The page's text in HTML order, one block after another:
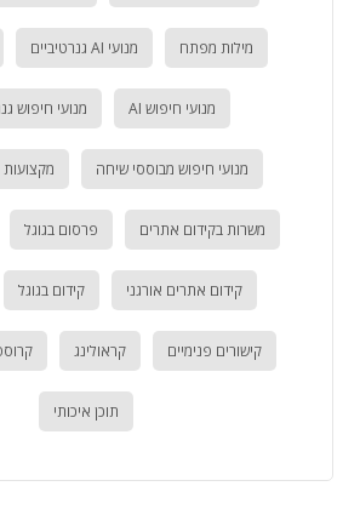
מילות מפתח מנועי AI גנרטיביים
מנועי חיפוש AI מנועי חיפוש
מנועי חיפוש מבוססי שיחה מקצועות
משרות בקידום אתרים פרסום בגוגל
קידום אתרים אורגני קידום בגוגל
קישורים פנימיים קראולינג
תוכן איכותי